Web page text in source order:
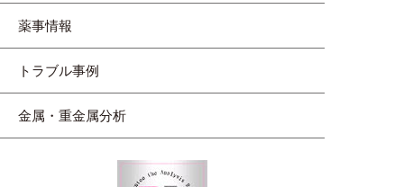
薬事情報
トラブル事例
金属・重金属分析